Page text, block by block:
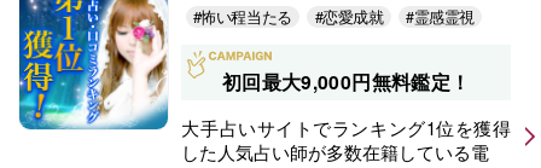
#怖い程当たる #恋愛成就 #霊感霊視
初回最大9,000円無料鑑定！
大手占いサイトでランキング1位を獲得
した人気占い師が多数在籍している電